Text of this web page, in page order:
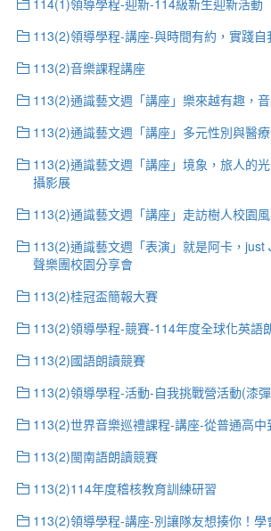
113(2)領導學程-講座-與時間有約，實踐自
113(2)音樂課程講座
113(2)通識藝文週「講座」樂來越有趣，
113(2)通識藝文週「講座」多元性別與醫
113(2)通識藝文週「講座」境象，旅人的
攝影展
113(2)通識藝文週「講座」走訪樹人校園
113(2)通識藝文週「表演」就是阿卡，just
聲樂團校園分享會
113(2)桂冠盃簡報大賽
113(2)領導學程-競賽-114年度全球化英語
113(2)國語朗讀競賽
113(2)領導學程-活動-自我挑戰營活動(漆
113(2)世界音樂巡禮課程-講座-從普通高中
113(2)閩南語朗讀競賽
113(2)114年度稽核教育訓練研習
113(2)領導學程-講座-別讓隊友想揍你！學